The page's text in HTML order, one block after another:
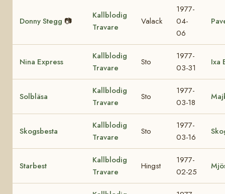
Donny Stegg 📷
Kallblodig
Travare
Valack
1977-
04-
06
Nina Express
Kallblodig
Travare
Sto
1977-
03-31
Ixa
Solbläsa
Kallblodig
Travare
Sto
1977-
03-18
Skogsbesta
Kallblodig
Travare
Sto
1977-
03-16
Starbest
Kallblodig
Travare
Hingst
1977-
02-25